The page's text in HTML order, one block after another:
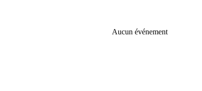
Aucun événement